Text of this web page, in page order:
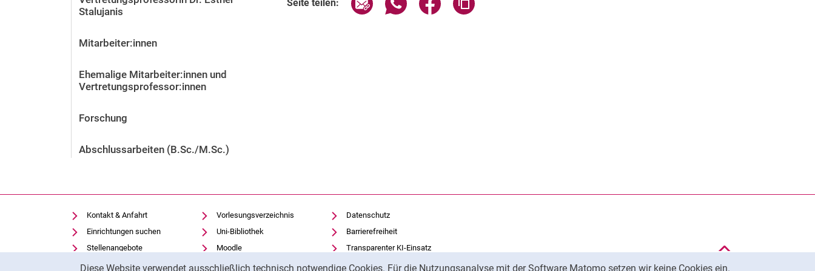
Diese Website verwendet ausschließlich technisch notwendige Cookies. Für die Nutzungsanalyse mit der Software Matomo setzen wir keine Cookies ein.
Stalujanis
Mitarbeiter:innen
Ehemalige Mitarbeiter:innen und
Vertretungsprofessor:innen
Forschung
Abschlussarbeiten (B.Sc./M.Sc.)
Seite teilen:
Kontakt & Anfahrt
Einrichtungen suchen
Stellenangebote
Cookie-Einstellungen
Vorlesungsverzeichnis
Uni-Bibliothek
Moodle
Panopto
Datenschutz
Barrierefreiheit
Transparenter KI-Einsatz
Impressum
Nach oben